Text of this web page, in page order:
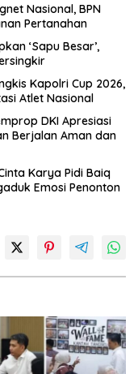
Nasional, BPN
Pertanahan
‘Sapu Besar’,
Kapolri Cup 2026,
Atlet Nasional
DKI Apresiasi
Berjalan Aman dan
Karya Pidi Baiq
Emosi Penonton